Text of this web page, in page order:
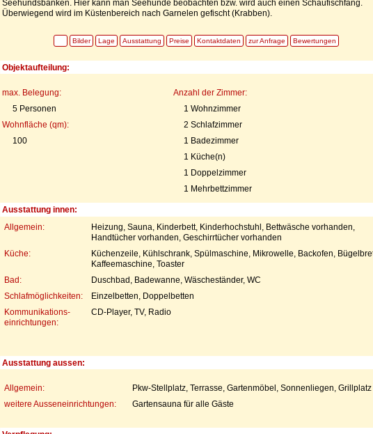
Seehundsbänken. Hier kann man Seehunde beobachten bzw. wird auch einen Schaufischfang.
Überwiegend wird im Küstenbereich nach Garnelen gefischt (Krabben).
Bilder Lage Ausstattung Preise Kontaktdaten zur Anfrage Bewertungen
Objektaufteilung:
max. Belegung:
5 Personen
Wohnfläche (qm):
100
Anzahl der Zimmer:
1 Wohnzimmer
2 Schlafzimmer
1 Badezimmer
1 Küche(n)
1 Doppelzimmer
1 Mehrbettzimmer
Ausstattung innen:
Allgemein:
Heizung, Sauna, Kinderbett, Kinderhochstuhl, Bettwäsche vorhanden,
Handtücher vorhanden, Geschirrtücher vorhanden
Küche:
Küchenzeile, Kühlschrank, Spülmaschine, Mikrowelle, Backofen,
Kaffeemaschine, Toaster
Bad:
Duschbad, Badewanne, Wäscheständer, WC
Schlafmöglichkeiten:
Einzelbetten, Doppelbetten
Kommunikations-
einrichtungen:
CD-Player, TV, Radio
Ausstattung aussen:
Allgemein:
Pkw-Stellplatz, Terrasse, Gartenmöbel, Sonnenliegen, Grillplatz
weitere Ausseneinrichtungen:
Gartensauna für alle Gäste